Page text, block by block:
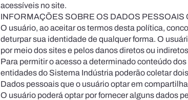
acessíveis no site.
INFORMAÇÕES SOBRE OS DADOS PESSOAIS
O usuário, ao aceitar os termos desta política,
deturpar sua identidade de qualquer forma. O
por meio dos sites e pelos danos diretos ou
Para permitir o acesso a determinado conteúdo
entidades do Sistema Indústria poderão coletar
Dados pessoais que o usuário optar em
O usuário poderá optar por fornecer alguns dados